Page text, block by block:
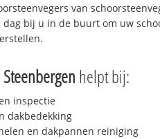
van
dag bij u in de buurt om uw
Steenbergen helpt bij:
inspectie
dakbedekking
en dakpannen reiniging